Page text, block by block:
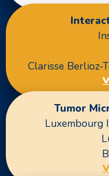
Clarisse Berlioz-
Tumor
Luxembourg